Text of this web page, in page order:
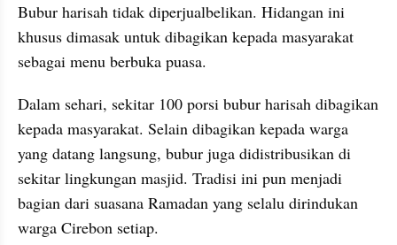
‎‎Bubur harisah tidak diperjualbelikan. Hidangan ini
khusus dimasak untuk dibagikan kepada masyarakat
sebagai menu berbuka puasa.
Dalam sehari, sekitar 100 porsi bubur harisah dibagikan
kepada masyarakat. Selain dibagikan kepada warga
yang datang langsung, bubur juga didistribusikan di
sekitar lingkungan masjid. Tradisi ini pun menjadi
bagian dari suasana Ramadan yang selalu dirindukan
warga Cirebon setiap.